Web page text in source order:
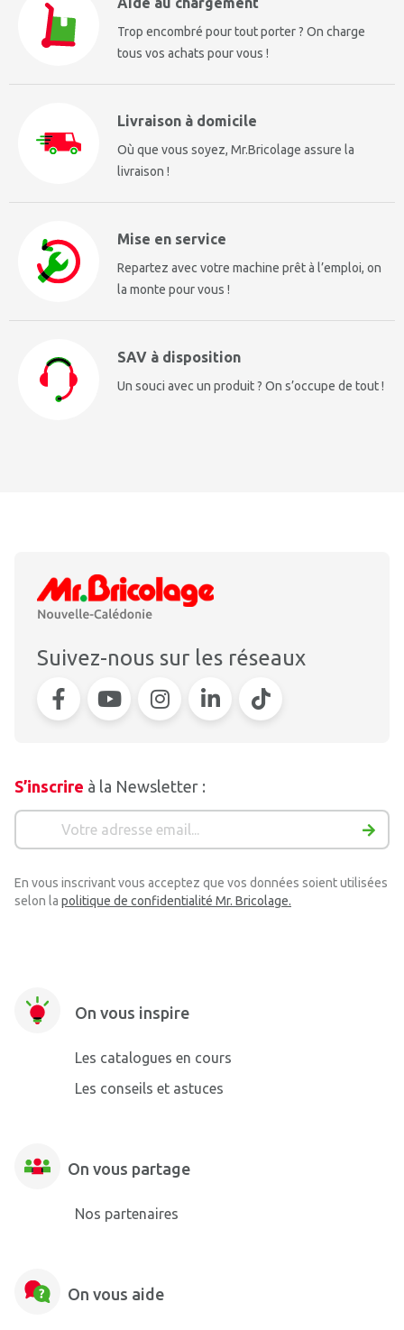
Trop encombré pour tout porter ? On charge
tous vos achats pour vous !
Livraison à domicile
Où que vous soyez, Mr.Bricolage assure la
livraison !
Mise en service
Repartez avec votre machine prêt à l’emploi, on
la monte pour vous !
SAV à disposition
Un souci avec un produit ? On s’occupe de tout !
Suivez-nous sur les réseaux
S’inscrire à la Newsletter :
En vous inscrivant vous acceptez que vos données soient utilisées
selon la politique de confidentialité Mr. Bricolage.
On vous inspire
Les catalogues en cours
Les conseils et astuces
On vous partage
Nos partenaires
On vous aide